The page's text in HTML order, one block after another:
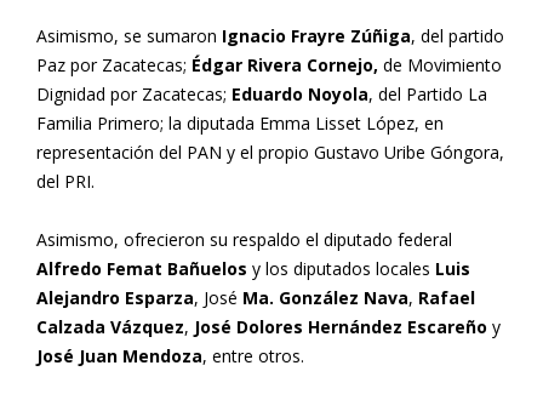
Asimismo, se sumaron Ignacio Frayre Zúñiga, del partido
Paz por Zacatecas; Édgar Rivera Cornejo, de Movimiento
Dignidad por Zacatecas; Eduardo Noyola, del Partido La
Familia Primero; la diputada Emma Lisset López, en
representación del PAN y el propio Gustavo Uribe Góngora,
del PRI.
Asimismo, ofrecieron su respaldo el diputado federal
Alfredo Femat Bañuelos y los diputados locales Luis
Alejandro Esparza, José Ma. González Nava, Rafael
Calzada Vázquez, José Dolores Hernández Escareño y
José Juan Mendoza, entre otros.